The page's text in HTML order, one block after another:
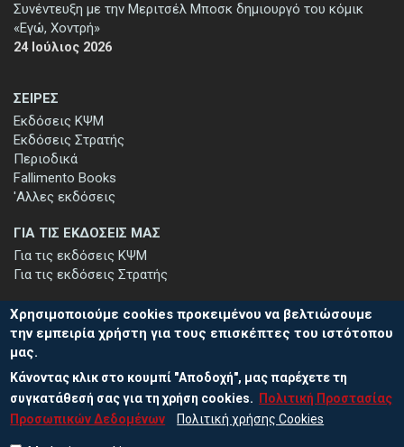
ΣΕΙΡΕΣ
Εκδόσεις ΚΨΜ
Εκδόσεις Στρατής
Περιοδικά
Fallimento Books
'Αλλες εκδόσεις
Συνέντευξη με την Μεριτσέλ Μποσκ δημιουργό του κόμικ
«Εγώ, Χοντρή»
24 Ιούλιος 2026
ΓΙΑ ΤΙΣ ΕΚΔΟΣΕΙΣ ΜΑΣ
Για τις εκδόσεις ΚΨΜ
Για τις εκδόσεις Στρατής
ΕΓΓΡΑΦΗ ΣΤΟ ΕΝΗΜΕΡΩΤΙΚΟ ΔΕΛΤΙΟ
Μείνετε ενημερωμένοι για τις νέες εκδόσεις μας και τις εκδηλώσεις
μας - εγγραφείτε στο ενημερωτικό μας δελτίο.
Χρησιμοποιούμε cookies προκειμένου να βελτιώσουμε
την εμπειρία χρήστη για τους επισκέπτες του ιστότοπου
μας.
Κάνοντας κλικ στο κουμπί "Αποδοχή", μας παρέχετε τη
συγκατάθεσή σας για τη χρήση cookies.
Πολιτική Προστασίας
Προσωπικών Δεδομένων
Πολιτική χρήσης Cookies